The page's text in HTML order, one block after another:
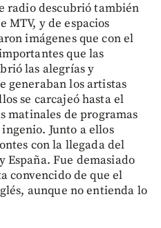
radio descubrió también
MTV, y de espacios
imágenes que con el
que las
las alegrías y
generaban los artistas
se carcajeó hasta el
matinales de programas
Junto a ellos
con la llegada del
España. Fue demasiado
convencido de que el
aunque no entienda lo